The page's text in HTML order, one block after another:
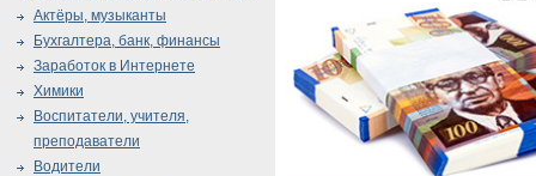
Актёры, музыканты
Бухгалтера, банк, финансы
Заработок в Интернете
Химики
Воспитатели, учителя,
преподаватели
Водители